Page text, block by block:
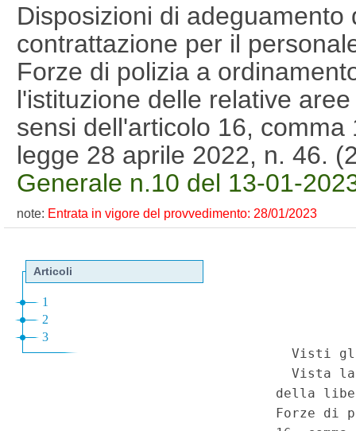
Disposizioni di adeguamento
contrattazione per il
Forze di polizia a
l'istituzione delle relative
sensi dell'articolo 16,
legge 28 aprile 2022, n. 46.
Generale n.10 del 13-01-
note: Entrata in vigore del provvedimento: 28/01/2023